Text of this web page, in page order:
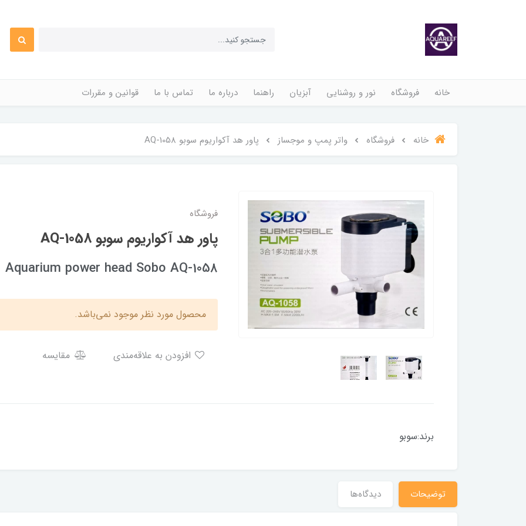
خانه فروشگاه نور و روشنایی آبزیان راهنما درباره ما تماس با ما قوانین و مقررات
خانه فروشگاه واتر پمپ و موجساز پاور هد آکواریوم سوبو AQ-1058
فروشگاه
پاور هد آکواریوم سوبو AQ-1058
Aquarium power head Sobo AQ-1058
محصول مورد نظر موجود نمی‌باشد.
مقایسه
برند:سوبو
توضیحات دیدگاه‌ها